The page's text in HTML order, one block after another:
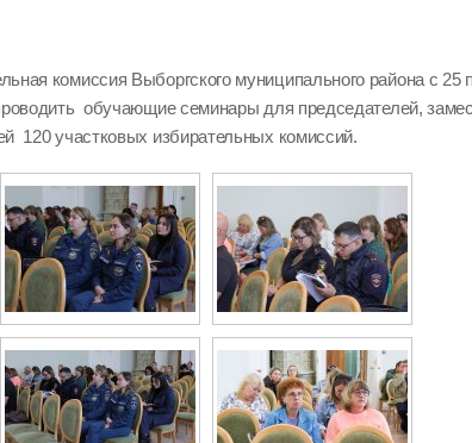
комиссия Выборгского муниципального района с 25
обучающие семинары для председателей,
120 участковых избирательных комиссий.